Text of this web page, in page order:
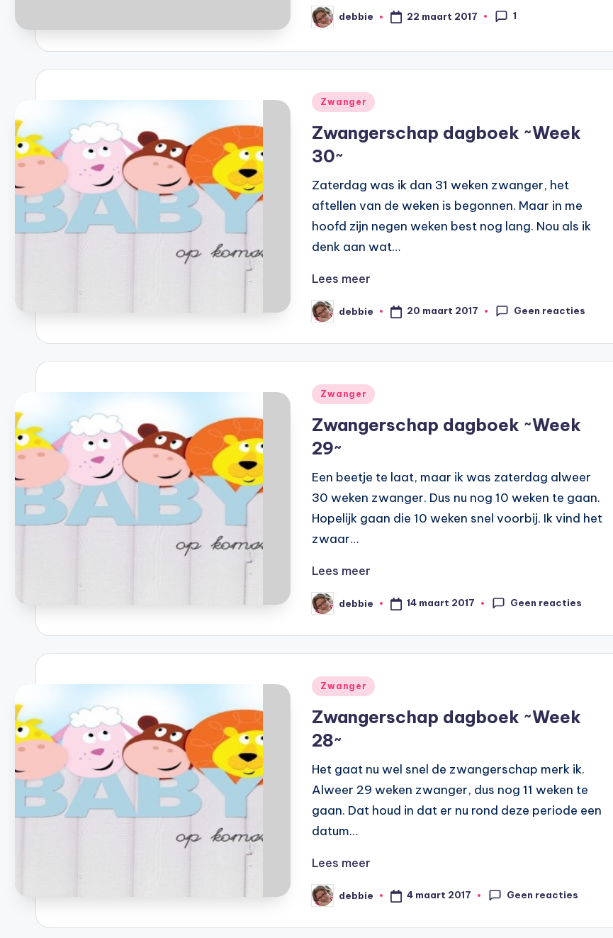
Geplaatst
door
debbie 22 maart 2017 1
Geplaatst
Zwanger
Zwangerschap dagboek ~Week
30~
Zaterdag was ik dan 31 weken zwanger, het
aftellen van de weken is begonnen. Maar in me
hoofd zijn negen weken best nog lang. Nou als ik
denk aan wat…
Lees meer
Geplaatst
door
debbie 20 maart 2017 Geen reacties
Geplaatst
Zwanger
Zwangerschap dagboek ~Week
29~
Een beetje te laat, maar ik was zaterdag alweer
30 weken zwanger. Dus nu nog 10 weken te gaan.
Hopelijk gaan die 10 weken snel voorbij. Ik vind het
zwaar…
Lees meer
Geplaatst
door
debbie 14 maart 2017 Geen reacties
Geplaatst
Zwanger
Zwangerschap dagboek ~Week
28~
Het gaat nu wel snel de zwangerschap merk ik.
Alweer 29 weken zwanger, dus nog 11 weken te
gaan. Dat houd in dat er nu rond deze periode een
datum…
Lees meer
Geplaatst
door
debbie 4 maart 2017 Geen reacties